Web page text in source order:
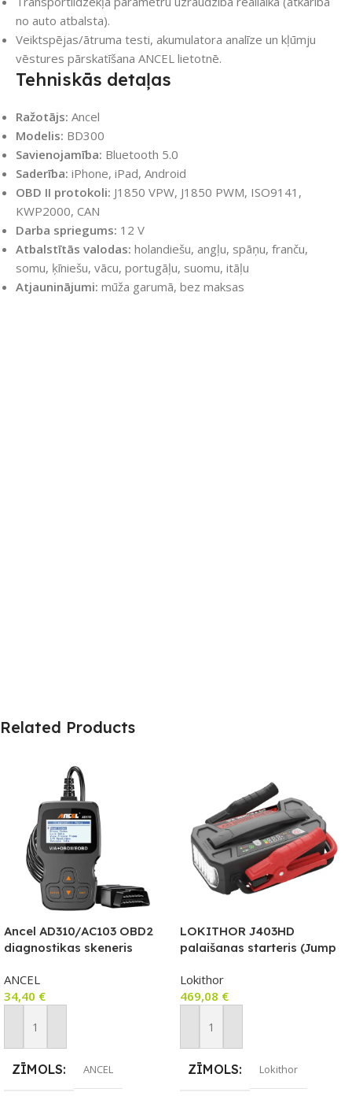
no auto atbalsta).
Veiktspējas/ātruma testi, akumulatora analīze un kļūmju
vēstures pārskatīšana ANCEL lietotnē.
Tehniskās detaļas
Ražotājs: Ancel
Modelis: BD300
Savienojamība: Bluetooth 5.0
Saderība: iPhone, iPad, Android
OBD II protokoli: J1850 VPW, J1850 PWM, ISO9141,
KWP2000, CAN
Darba spriegums: 12 V
Atbalstītās valodas: holandiešu, angļu, spāņu, franču,
somu, ķīniešu, vācu, portugāļu, suomu, itāļu
Atjauninājumi: mūža garumā, bez maksas
Related Products
Ancel AD310/AC103 OBD2
diagnostikas skeneris
ANCEL
34,40 €
Pievienot Grozam
ZĪMOLS ANCEL
LOKITHOR J403HD
palaišanas starteris (Jump
(236,8 Wh), 10 000 A
Lokithor
469,08 €
Pievienot Grozam
ZĪMOLS Lokithor